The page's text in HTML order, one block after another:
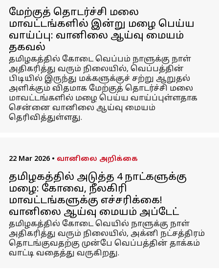
மேற்குத் தொடர்ச்சி மலை
மாவட்டங்களில் இன்று மழை பெய்ய
வாய்ப்பு: வானிலை ஆய்வு மையம்
தகவல்
தமிழகத்தில் கோடை வெப்பம் நாளுக்கு நாள்
அதிகரித்து வரும் நிலையில், வெப்பத்தின்
பிடியில் இருந்து மக்களுக்குச் சற்று ஆறுதல்
அளிக்கும் விதமாக மேற்குத் தொடர்ச்சி மலை
மாவட்டங்களில் மழை பெய்ய வாய்ப்புள்ளதாக
சென்னை வானிலை ஆய்வு மையம்
தெரிவித்துள்ளது.
22 Mar 2026 • வானிலை அறிக்கை
தமிழகத்தில் அடுத்த 4 நாட்களுக்கு
மழை: கோவை, நீலகிரி
மாவட்டங்களுக்கு எச்சரிக்கை!
வானிலை ஆய்வு மையம் அப்டேட்
தமிழகத்தில் கோடை வெயில் நாளுக்கு நாள்
அதிகரித்து வரும் நிலையில், அக்னி நட்சத்திரம்
தொடங்குவதற்கு முன்பே வெப்பத்தின் தாக்கம்
வாட்டி வதைத்து வருகிறது.